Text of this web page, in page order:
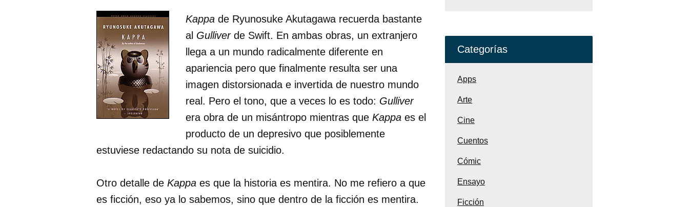
Kappa de Ryunosuke Akutagawa recuerda bastante
al Gulliverde Swift. En ambas obras, un extranjero
llega a un mundo radicalmente diferente en
apariencia pero que finalmente resulta ser una
imagen distorsionada e invertida de nuestro mundo
real. Pero el tono, que a veces lo es todo: Gulliver
era obra de un misántropo mientras que Kappa es el
producto de un depresivo que posiblemente
estuviese redactando su nota de suicidio.
Otro detalle de Kappa es que la historia es mentira. No me refiero a que
es ficción, eso ya lo sabemos, sino que dentro de la ficción es mentira.
Categorías
Apps
Arte
Cine
Cuentos
Cómic
Ensayo
Ficción